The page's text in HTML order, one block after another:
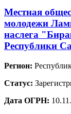
Местная
молодежи
наслега
Республики
Регион:
Статус:
Дата ОГРН: